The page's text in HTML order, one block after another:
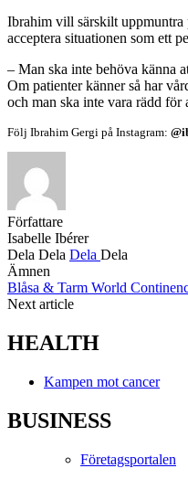
Ibrahim vill särskilt uppmuntra
acceptera situationen som ett
– Man ska inte behöva känna
Om patienter känner så har
och man ska inte vara rädd för
Följ Ibrahim Gergi på Instagram:
Författare
Isabelle Ibérer
Dela Dela Dela Dela
Ämnen
Blåsa & Tarm World
Next article
HEALTH
Kampen mot cancer
BUSINESS
Företagsportalen